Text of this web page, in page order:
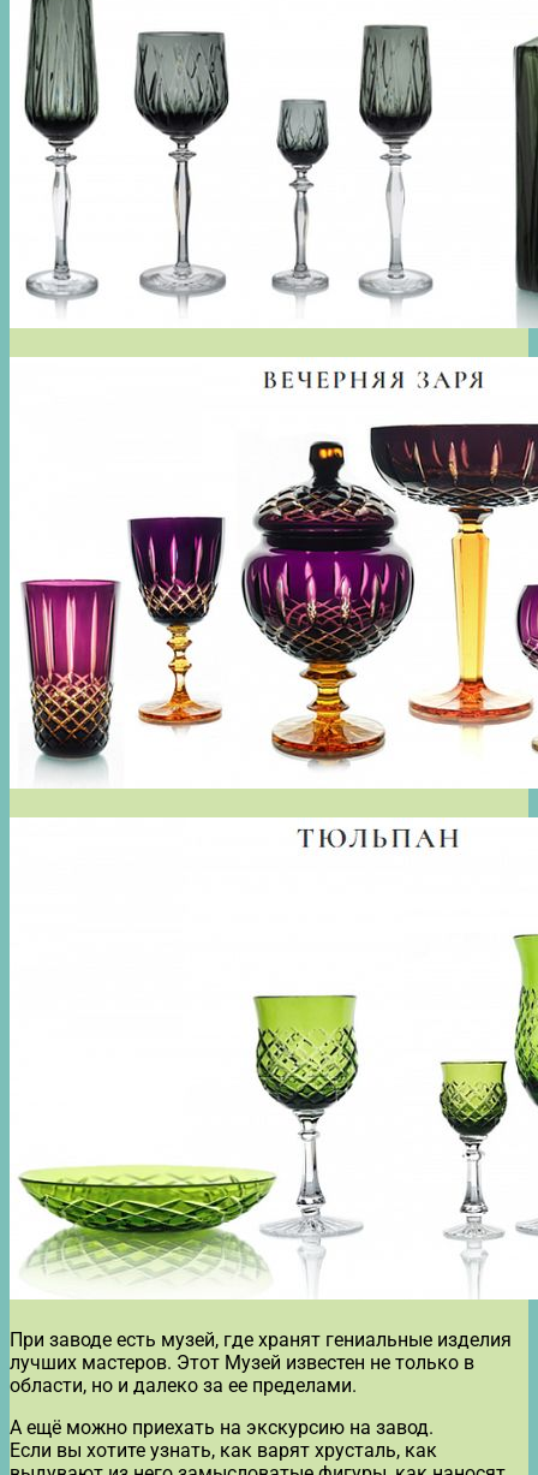
При заводе есть музей, где хранят гениальные изделия
лучших мастеров. Этот Музей известен не только в
области, но и далеко за ее пределами.
А ещё можно приехать на экскурсию на завод.
Если вы хотите узнать, как варят хрусталь, как